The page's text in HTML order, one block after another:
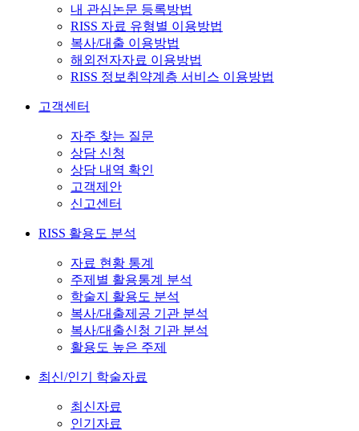
내 관심논문 등록방법
RISS 자료 유형별 이용방법
복사/대출 이용방법
해외전자자료 이용방법
RISS 정보취약계층 서비스 이용방법
고객센터
자주 찾는 질문
상담 신청
상담 내역 확인
고객제안
신고센터
RISS 활용도 분석
자료 현황 통계
주제별 활용통계 분석
학술지 활용도 분석
복사/대출제공 기관 분석
복사/대출신청 기관 분석
활용도 높은 주제
최신/인기 학술자료
최신자료
인기자료